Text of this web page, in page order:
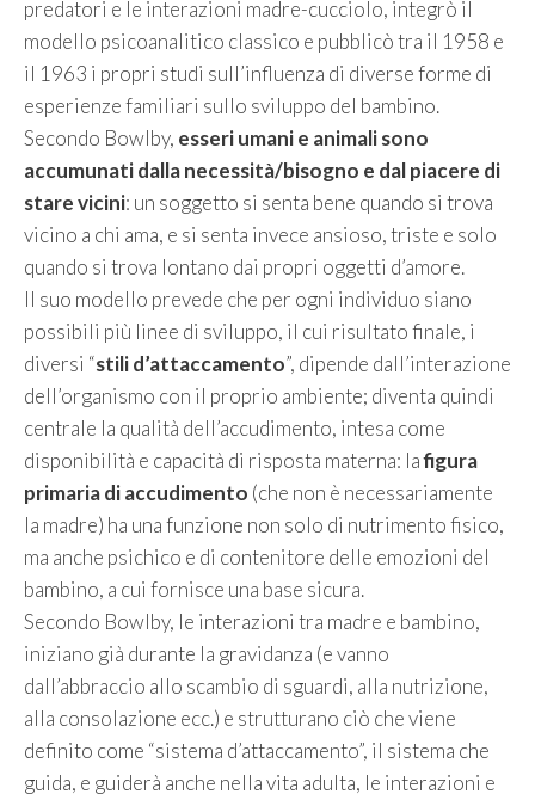
predatori e le interazioni madre-cucciolo, integrò il
modello psicoanalitico classico e pubblicò tra il 1958 e
il 1963 i propri studi sull’influenza di diverse forme di
esperienze familiari sullo sviluppo del bambino.
Secondo Bowlby, esseri umani e animali sono
accumunati dalla necessità/bisogno e dal piacere di
stare vicini: un soggetto si senta bene quando si trova
vicino a chi ama, e si senta invece ansioso, triste e solo
quando si trova lontano dai propri oggetti d’amore.
Il suo modello prevede che per ogni individuo siano
possibili più linee di sviluppo, il cui risultato finale, i
diversi “stili d’attaccamento”, dipende dall’interazione
dell’organismo con il proprio ambiente; diventa quindi
centrale la qualità dell’accudimento, intesa come
disponibilità e capacità di risposta materna: lafigura
primaria di accudimento (che non è necessariamente
la madre) ha una funzione non solo di nutrimento fisico,
ma anche psichico e di contenitore delle emozioni del
bambino, a cui fornisce una base sicura.
Secondo Bowlby, le interazioni tra madre e bambino,
iniziano già durante la gravidanza (e vanno
dall’abbraccio allo scambio di sguardi, alla nutrizione,
alla consolazione ecc.) e strutturano ciò che viene
definito come “sistema d’attaccamento”, il sistema che
guida, e guiderà anche nella vita adulta, le interazioni e